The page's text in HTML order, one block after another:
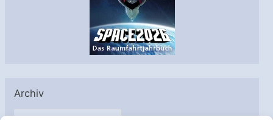
Archiv
A